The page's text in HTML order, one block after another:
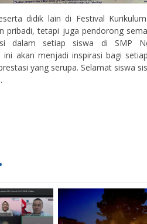
didik lain di Festival
pribadi, tetapi juga pendorong
dalam setiap siswa di SMP
ini akan menjadi inspirasi bagi
yang serupa. Selamat siswa